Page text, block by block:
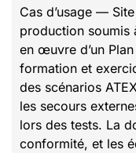
Cas d’usage —
production soumis
en œuvre d’un
formation et
des scénarios
les secours
lors des tests. La
conformité, et les